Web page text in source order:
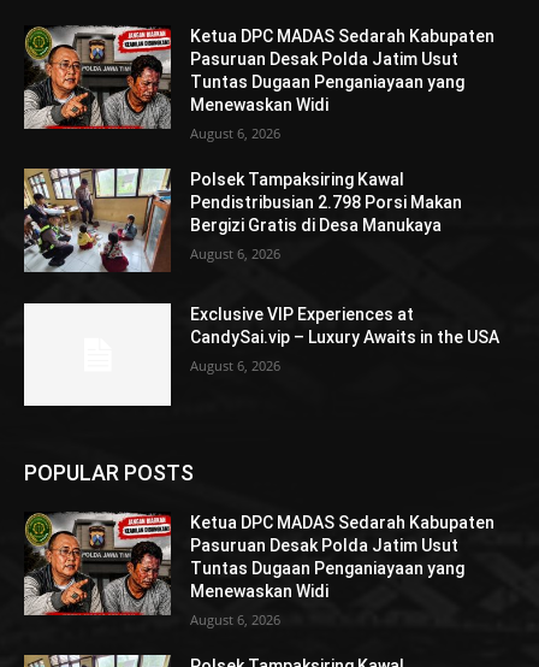
Ketua DPC MADAS Sedarah Kabupaten
Pasuruan Desak Polda Jatim Usut
Tuntas Dugaan Penganiayaan yang
Menewaskan Widi
August 6, 2026
Polsek Tampaksiring Kawal
Pendistribusian 2.798 Porsi Makan
Bergizi Gratis di Desa Manukaya
August 6, 2026
Exclusive VIP Experiences at
CandySai.vip – Luxury Awaits in the USA
August 6, 2026
POPULAR POSTS
Ketua DPC MADAS Sedarah Kabupaten
Pasuruan Desak Polda Jatim Usut
Tuntas Dugaan Penganiayaan yang
Menewaskan Widi
August 6, 2026